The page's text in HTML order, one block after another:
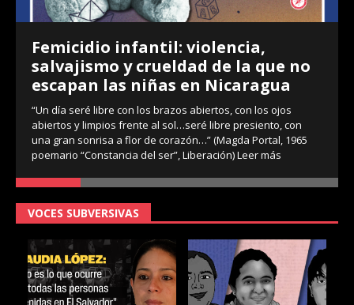
Femicidio infantil: violencia,
salvajismo y crueldad de la que no
escapan las niñas en Nicaragua
“Un día seré libre con los brazos abiertos, con los ojos
abiertos y limpios frente al sol…seré libre presiento, con
una gran sonrisa a flor de corazón…” (Magda Portal, 1965
poemario “Constancia del ser”, Liberación)Leer más
VOCES SUBVERSIVAS